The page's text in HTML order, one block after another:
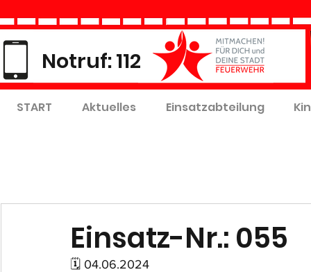
Notruf: 112
START Aktuelles Einsatzabteilung
Einsatz-Nr.: 055
🗓 04.06.2024